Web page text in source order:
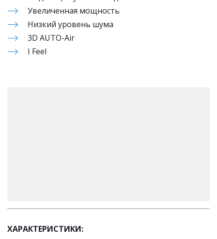
Увеличенная мощность
Низкий уровень шума
3D AUTO-Air
I Feel
ХАРАКТЕРИСТИКИ: